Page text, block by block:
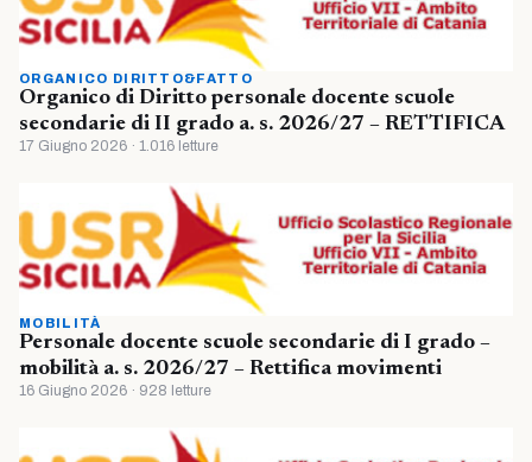
ORGANICO DIRITTO&FATTO
Organico di Diritto personale docente scuole
secondarie di II grado a. s. 2026/27 – RETTIFICA
17 Giugno 2026 · 1.016 letture
MOBILITÀ
Personale docente scuole secondarie di I grado –
mobilità a. s. 2026/27 – Rettifica movimenti
16 Giugno 2026 · 928 letture